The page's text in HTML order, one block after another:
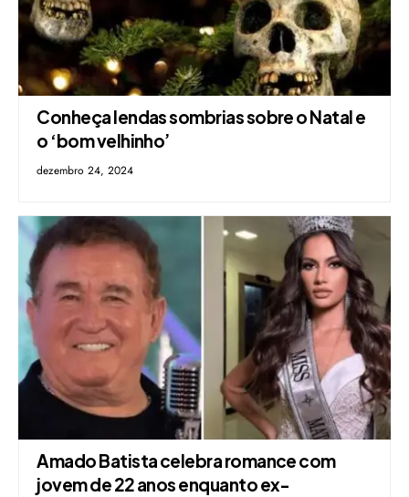
Conheça lendas sombrias sobre o Natal e
o ‘bom velhinho’
dezembro 24, 2024
Amado Batista celebra romance com
jovem de 22 anos enquanto ex-